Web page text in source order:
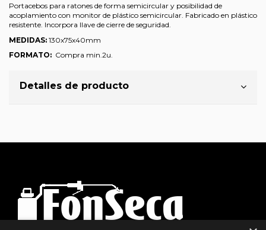
Portacebos para ratones de forma semicircular y posibilidad de
acoplamiento con monitor de plástico semicircular. Fabricado en plástico
resistente. Incorpora llave de cierre de seguridad.
MEDIDAS: 130x75x40mm
FORMATO: Compra min.2u.
Detalles de producto